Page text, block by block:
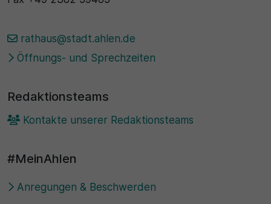
rathaus@stadt.ahlen.de
Öffnungs- und Sprechzeiten
Redaktionsteams
Kontakte unserer Redaktionsteams
#MeinAhlen
Anregungen & Beschwerden